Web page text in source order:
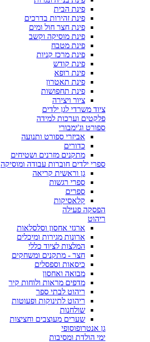
פינת הבית
פינת זהירות בדרכים
פינת חצר חול ומים
פינת מוסיקה וקשב
פינת מטבח
פינת מרכז קניות
פינת קודש
פינת רופא
פינת תאטרון
פינת תחפושות
ציור ויצירה
ציוד משרדי לגן ילדים
פלקטים וערכות למידה
ספורט וג'ימבורי
אביזרי ספורט ותנועה
כדורים
מתקנים מזרנים ושטיחים
ספרי ילדים חוברות עבודה ומוסיקה
גן וראשית קריאה
ספרי רגשות
ספרים
קלאסיקות
הפסקה פעילה
ריהוט
ארגזי אחסון וסלסלאות
ארונות מגירות ומיכלים
המלצות לציוד כללי
חצר - מתקנים ומשחקים
כיסאות וספסלים
מבואה ואחסון
מדפים מראות ולוחות קיר
ריהוט לבתי ספר
ריהוט לתינוקות ופעוטות
שולחנות
שערים מעוצבים וחציצות
גן אנטרופוסופי
ימי הולדת ומסיבות